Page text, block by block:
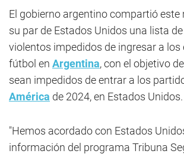
El gobierno argentino compartió este
su par de Estados Unidos una lista
violentos impedidos de ingresar a los
fútbol en Argentina, con el objetivo
sean impedidos de entrar a los
América de 2024, en Estados Unidos.
"Hemos acordado con Estados
información del programa Tribuna